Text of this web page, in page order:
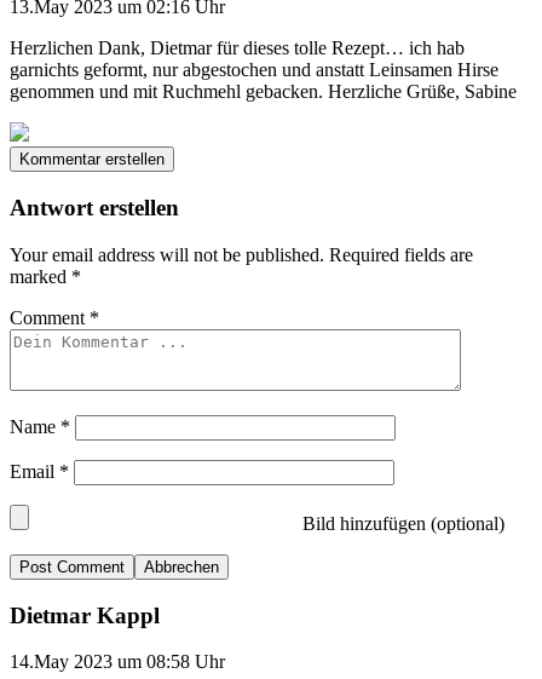
13.May 2023 um 02:16 Uhr
Herzlichen Dank, Dietmar für dieses tolle Rezept… ich hab
garnichts geformt, nur abgestochen und anstatt Leinsamen Hirse
genommen und mit Ruchmehl gebacken. Herzliche Grüße, Sabine
Kommentar erstellen
Antwort erstellen
Your email address will not be published. Required fields are
marked *
Comment *
Name *
Email *
Bild hinzufügen (optional)
Abbrechen
Dietmar Kappl
14.May 2023 um 08:58 Uhr